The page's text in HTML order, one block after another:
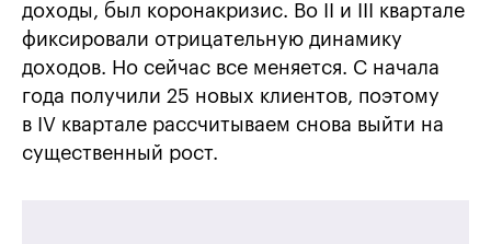
доходы, был коронакризис. Во ІІ и ІІІ квартале
фиксировали отрицательную динамику
доходов. Но сейчас все меняется. С начала
года получили 25 новых клиентов, поэтому
в IV квартале рассчитываем снова выйти на
существенный рост.